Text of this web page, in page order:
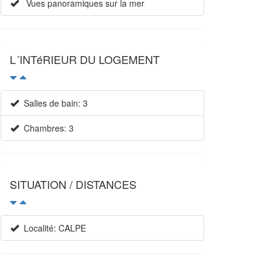
Vues panoramiques sur la mer
L´INTéRIEUR DU LOGEMENT
Salles de bain: 3
Chambres: 3
SITUATION / DISTANCES
Localité: CALPE